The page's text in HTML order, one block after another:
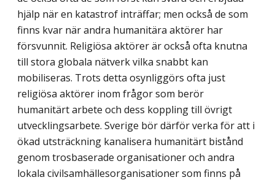
hjälp när en katastrof inträffar; men också de som
finns kvar när andra humanitära aktörer har
försvunnit. Religiösa aktörer är också ofta knutna
till stora globala nätverk vilka snabbt kan
mobiliseras. Trots detta osynliggörs ofta just
religiösa aktörer inom frågor som be­rör
humanitärt arbete och dess koppling till övrigt
utvecklingsarbete. Sverige bör därför verka för att i
ökad utsträckning kanalisera humanitärt bistånd
genom trosbaserade orga­nisationer och andra
lokala civilsamhällesorganisationer som finns på